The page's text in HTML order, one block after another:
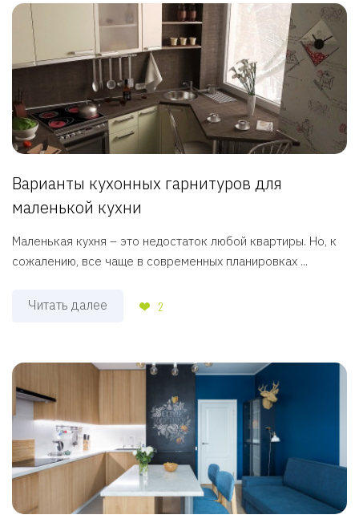
Варианты кухонных гарнитуров для
маленькой кухни
Маленькая кухня – это недостаток любой квартиры. Но, к
сожалению, все чаще в современных планировках ...
Читать далее 2